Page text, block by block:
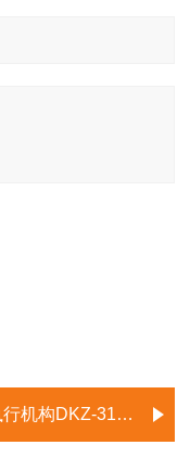
DKZ-310C/410C